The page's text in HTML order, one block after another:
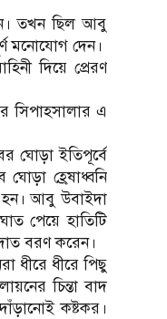
তখন ছিল আবু
মনোযোগ দেন।
দিয়ে প্রেরণ
সিপাহসালার এ
ঘোড়া ইতিপূর্বে
হ্রেষাধ্বনি
হন। আবু উবাইদা
পেয়ে হাতিটি
বরণ করেন।
ধীরে ধীরে পিছু
চিন্তা বাদ
কষ্টকর।